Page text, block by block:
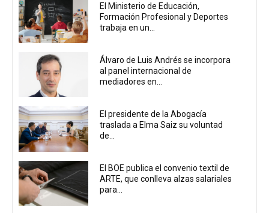
El Ministerio de Educación,
Formación Profesional y Deportes
trabaja en un...
Álvaro de Luis Andrés se incorpora
al panel internacional de
mediadores en...
El presidente de la Abogacía
traslada a Elma Saiz su voluntad
de...
El BOE publica el convenio textil de
ARTE, que conlleva alzas salariales
para...